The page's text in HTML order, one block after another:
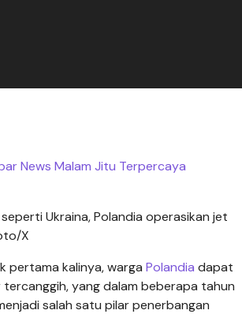
News Malam Jitu Terpercaya
Ukraina, Polandia operasikan jet
X
pertama kalinya, warga Polandia dapat
yang dalam beberapa tahun
salah satu pilar penerbangan